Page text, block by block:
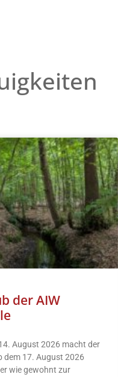
der AIW
August 2026 macht der
dem 17. August 2026
wie gewohnt zur